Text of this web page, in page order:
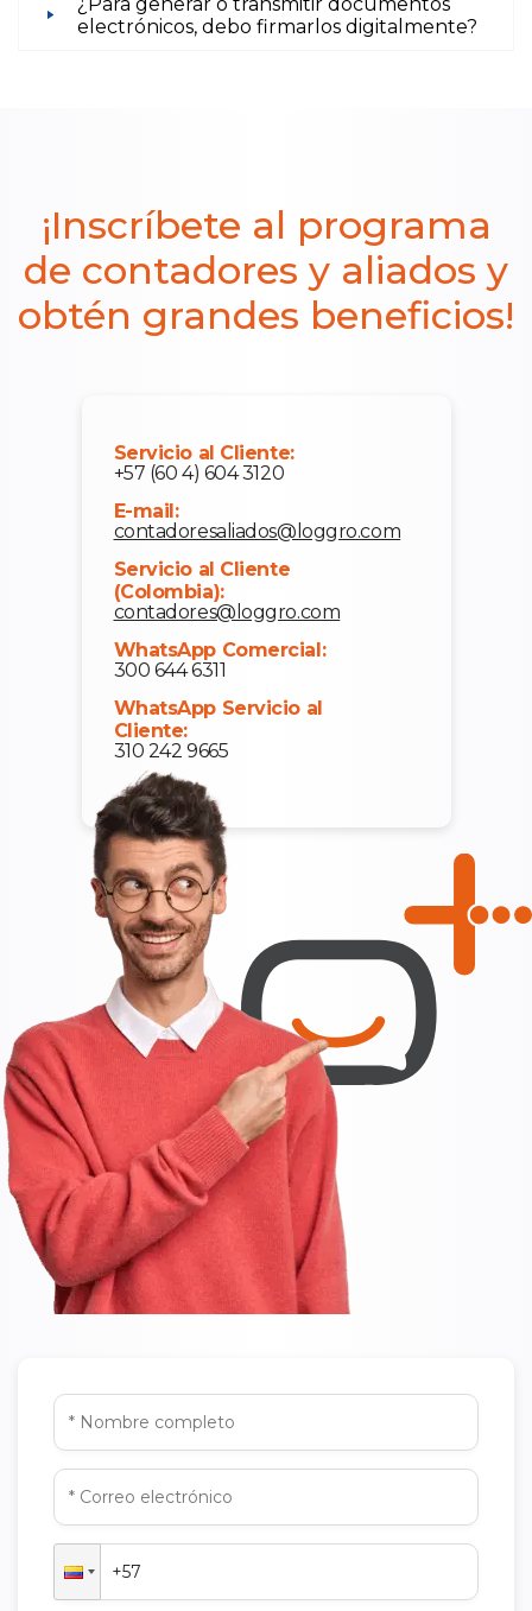
electrónicos, debo firmarlos digitalmente?
¡Inscríbete al programa
de contadores y aliados y
obtén grandes beneficios!
Servicio al Cliente:
+57 (60 4) 604 3120
E-mail:
contadoresaliados@loggro.com
Servicio al Cliente
(Colombia):
contadores@loggro.com
WhatsApp Comercial:
300 644 6311
WhatsApp Servicio al
Cliente:
310 242 9665